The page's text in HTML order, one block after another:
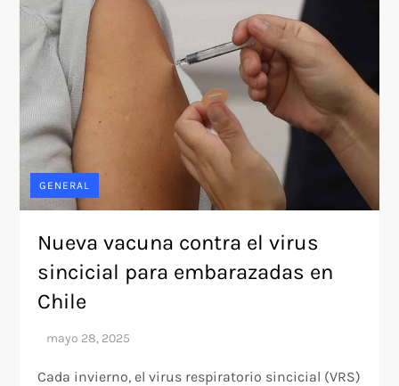
GENERAL
Nueva vacuna contra el virus
sincicial para embarazadas en
Chile
Cada invierno, el virus respiratorio sincicial (VRS)